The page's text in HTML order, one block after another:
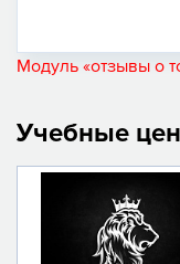
Модуль «отзывы о
Учебные